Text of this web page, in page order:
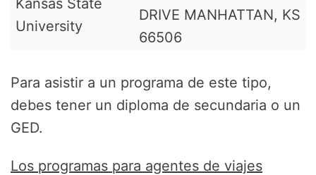
Kansas State
University
DRIVE MANHATTAN, KS
66506
Para asistir a un programa de este tipo,
debes tener un diploma de secundaria o un
GED.
Los programas para agentes de viajes